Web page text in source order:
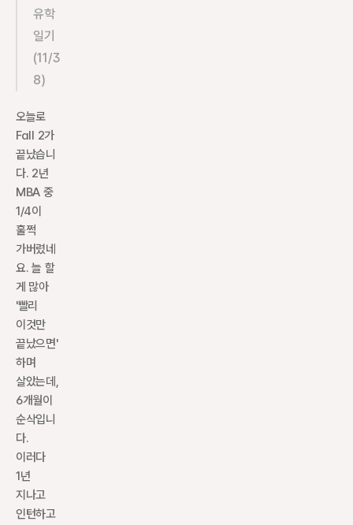
유학
일기
(11/3
8)
오늘로
Fall 2가
끝났습니
다. 2년
MBA 중
1/4이
훌쩍
가버렸네
요. 늘 할
게 많아
'빨리
이것만
끝났으면'
하며
살았는데,
6개월이
순삭입니
다.
이러다
1년
지나고
인턴하고